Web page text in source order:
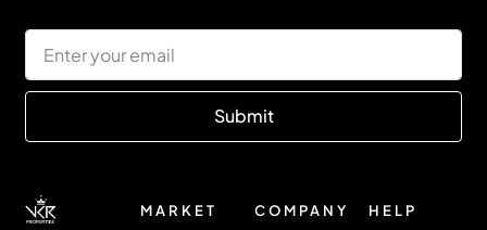
Submit
MARKET COMPANY HELP